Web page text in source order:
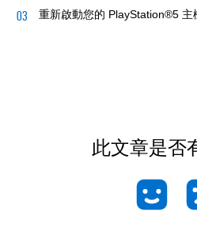
重新啟動您的 PlayStation®5 主
此文章是否